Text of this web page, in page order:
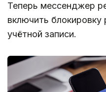
Теперь мессенджер
включить блокировку
учётной записи.